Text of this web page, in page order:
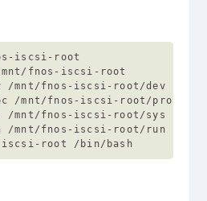
iscsi-root
mnt/fnos-iscsi-root
/mnt/fnos-iscsi-root/dev
/mnt/fnos-iscsi-root/proc
/mnt/fnos-iscsi-root/sys
/mnt/fnos-iscsi-root/run